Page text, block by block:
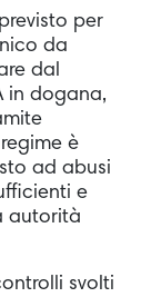
per
da
dal
in dogana,
è
ad abusi
e
autorità
svolti